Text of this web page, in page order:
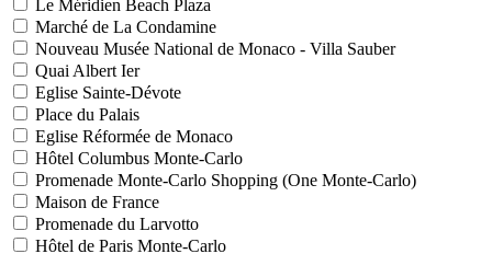
Le Méridien Beach Plaza
Marché de La Condamine
Nouveau Musée National de Monaco - Villa Sauber
Quai Albert Ier
Eglise Sainte-Dévote
Place du Palais
Eglise Réformée de Monaco
Hôtel Columbus Monte-Carlo
Promenade Monte-Carlo Shopping (One Monte-Carlo)
Maison de France
Promenade du Larvotto
Hôtel de Paris Monte-Carlo